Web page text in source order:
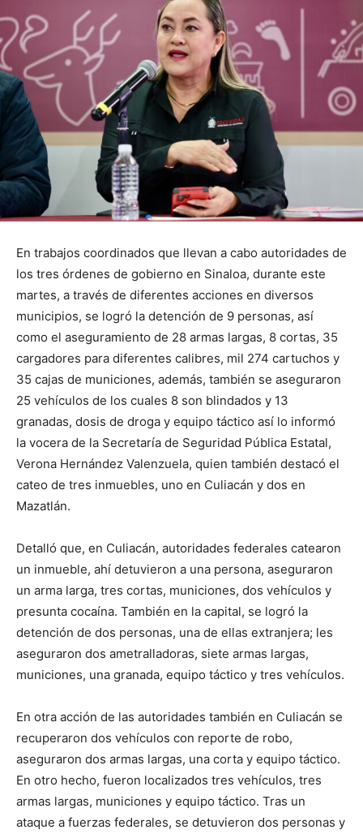
En trabajos coordinados que llevan a cabo autoridades de
los tres órdenes de gobierno en Sinaloa, durante este
martes, a través de diferentes acciones en diversos
municipios, se logró la detención de 9 personas, así
como el aseguramiento de 28 armas largas, 8 cortas, 35
cargadores para diferentes calibres, mil 274 cartuchos y
35 cajas de municiones, además, también se aseguraron
25 vehículos de los cuales 8 son blindados y 13
granadas, dosis de droga y equipo táctico así lo informó
la vocera de la Secretaría de Seguridad Pública Estatal,
Verona Hernández Valenzuela, quien también destacó el
cateo de tres inmuebles, uno en Culiacán y dos en
Mazatlán.
Detalló que, en Culiacán, autoridades federales catearon
un inmueble, ahí detuvieron a una persona, aseguraron
un arma larga, tres cortas, municiones, dos vehículos y
presunta cocaína. También en la capital, se logró la
detención de dos personas, una de ellas extranjera; les
aseguraron dos ametralladoras, siete armas largas,
municiones, una granada, equipo táctico y tres vehículos.
En otra acción de las autoridades también en Culiacán se
recuperaron dos vehículos con reporte de robo,
aseguraron dos armas largas, una corta y equipo táctico.
En otro hecho, fueron localizados tres vehículos, tres
armas largas, municiones y equipo táctico. Tras un
ataque a fuerzas federales, se detuvieron dos personas y